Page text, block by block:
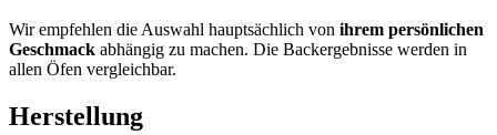
Wir empfehlen die Auswahl hauptsächlich von ihrem persönlichen
Geschmack abhängig zu machen. Die Backergebnisse werden in
allen Öfen vergleichbar.
Herstellung